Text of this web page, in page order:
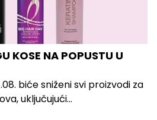
KOSE NA POPUSTU U
biće sniženi svi proizvodi za
uključujući...